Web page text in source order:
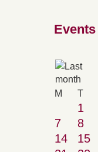
Events
M T
1
7
8
14
15